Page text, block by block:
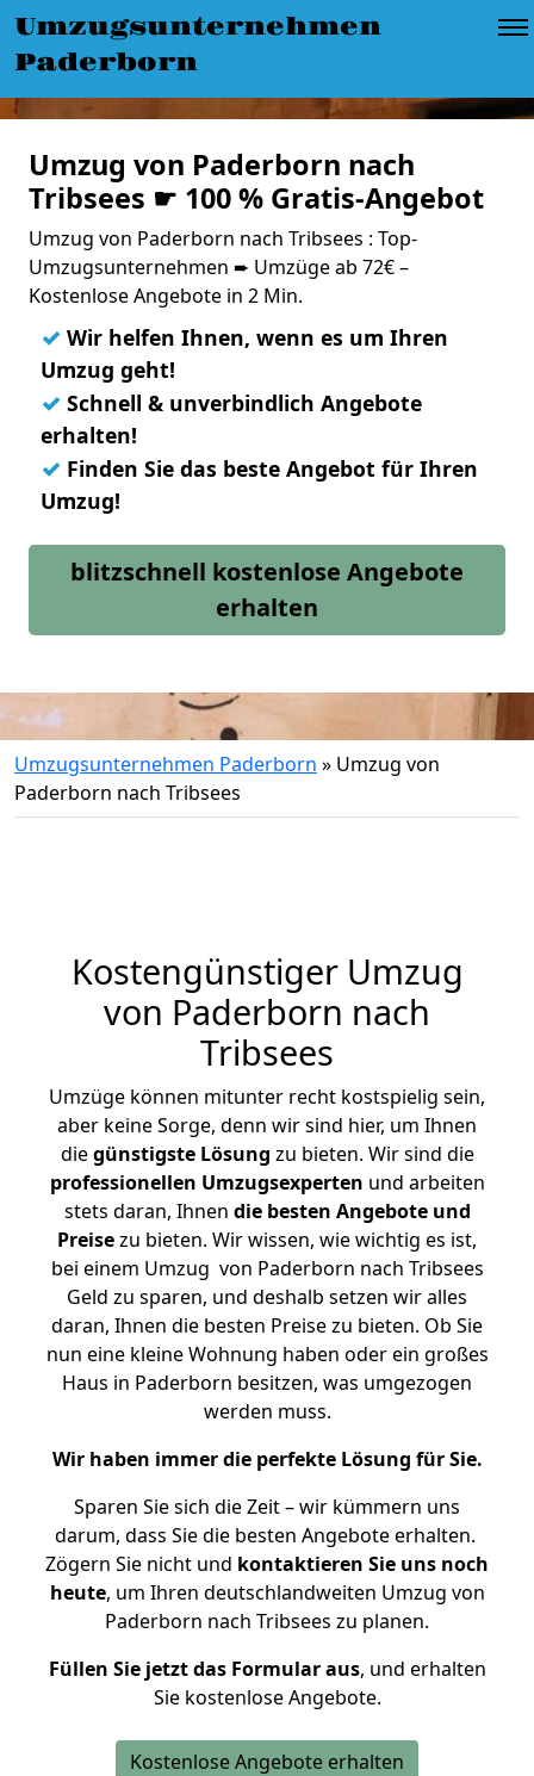
Umzugsunternehmen
Paderborn
Umzug von Paderborn nach
Tribsees ☛ 100 % Gratis-Angebot
Umzug von Paderborn nach Tribsees : Top-
Umzugsunternehmen ➨ Umzüge ab 72€ –
Kostenlose Angebote in 2 Min.
✓ Wir helfen Ihnen, wenn es um Ihren
Umzug geht!
✓ Schnell & unverbindlich Angebote
erhalten!
✓ Finden Sie das beste Angebot für Ihren
Umzug!
blitzschnell kostenlose Angebote
erhalten
Umzugsunternehmen Paderborn » Umzug von
Paderborn nach Tribsees
Kostengünstiger Umzug
von Paderborn nach
Tribsees
Umzüge können mitunter recht kostspielig sein,
aber keine Sorge, denn wir sind hier, um Ihnen
diegünstigste Lösung zu bieten. Wir sind die
professionellen Umzugsexperten und arbeiten
stets daran, Ihnen die besten Angebote und
Preisezu bieten. Wir wissen, wie wichtig es ist,
bei einem Umzug von Paderborn nach Tribsees
Geld zu sparen, und deshalb setzen wir alles
daran, Ihnen die besten Preise zu bieten. Ob Sie
nun eine kleine Wohnung haben oder ein großes
Haus in Paderborn besitzen, was umgezogen
werden muss.
Wir haben immer die perfekte Lösung für Sie.
Sparen Sie sich die Zeit – wir kümmern uns
darum, dass Sie die besten Angebote erhalten.
Zögern Sie nicht und kontaktieren Sie uns noch
heute, um Ihren deutschlandweiten Umzug von
Paderborn nach Tribsees zu planen.
Füllen Sie jetzt das Formular aus, und erhalten
Sie kostenlose Angebote.
Kostenlose Angebote erhalten